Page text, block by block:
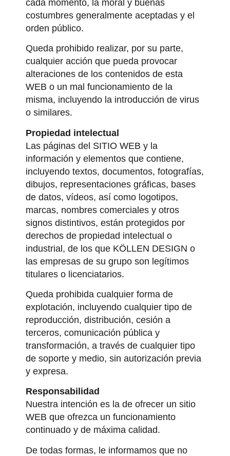
cada momento, la moral y buenas
costumbres generalmente aceptadas y el
orden público.
Queda prohibido realizar, por su parte,
cualquier acción que pueda provocar
alteraciones de los contenidos de esta
WEB o un mal funcionamiento de la
misma, incluyendo la introducción de virus
o similares.
Propiedad intelectual
Las páginas del SITIO WEB y la
información y elementos que contiene,
incluyendo textos, documentos, fotografías,
dibujos, representaciones gráficas, bases
de datos, vídeos, así como logotipos,
marcas, nombres comerciales y otros
signos distintivos, están protegidos por
derechos de propiedad intelectual o
industrial, de los que KÖLLEN DESIGN o
las empresas de su grupo son legítimos
titulares o licenciatarios.
Queda prohibida cualquier forma de
explotación, incluyendo cualquier tipo de
reproducción, distribución, cesión a
terceros, comunicación pública y
transformación, a través de cualquier tipo
de soporte y medio, sin autorización previa
y expresa.
Responsabilidad
Nuestra intención es la de ofrecer un sitio
WEB que ofrezca un funcionamiento
continuado y de máxima calidad.
De todas formas, le informamos que no